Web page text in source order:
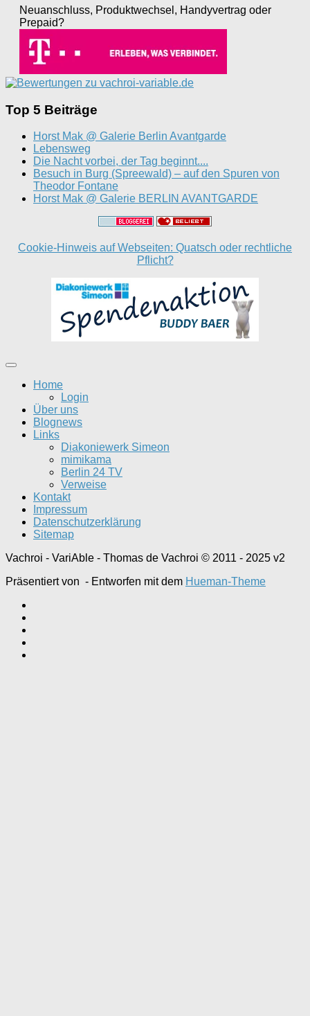
Neuanschluss, Produktwechsel, Handyvertrag oder
Prepaid?
Top 5 Beiträge
Horst Mak @ Galerie Berlin Avantgarde
Lebensweg
Die Nacht vorbei, der Tag beginnt....
Besuch in Burg (Spreewald) – auf den Spuren von
Theodor Fontane
Horst Mak @ Galerie BERLIN AVANTGARDE
Cookie-Hinweis auf Webseiten: Quatsch oder rechtliche
Pflicht?
Home
Login
Über uns
Blognews
Links
Diakoniewerk Simeon
mimikama
Berlin 24 TV
Verweise
Kontakt
Impressum
Datenschutzerklärung
Sitemap
Vachroi - VariAble - Thomas de Vachroi © 2011 - 2025 v2
Präsentiert von - Entworfen mit dem Hueman-Theme